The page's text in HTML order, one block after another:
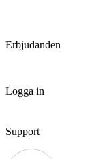
Erbjudanden
Logga in
Support